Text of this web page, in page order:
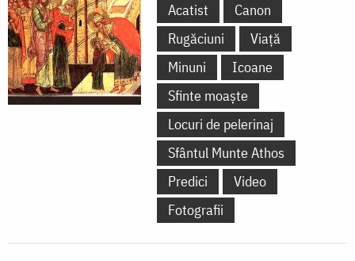
Acatist
Canon
Rugăciuni
Viață
Minuni
Icoane
Sfinte moaște
Locuri de pelerinaj
Sfântul Munte Athos
Predici
Video
Fotografii